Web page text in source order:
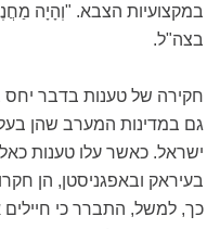
במקצועיות הצבא. "וְהָיָה
בצה"ל.
חקירה של טענות בדבר יחס
גם במדינות המערב שהן
ישראל. כאשר עלו טענות
בעיראק ובאפגניסטן, הן
כך, למשל, התברר כי חיילים